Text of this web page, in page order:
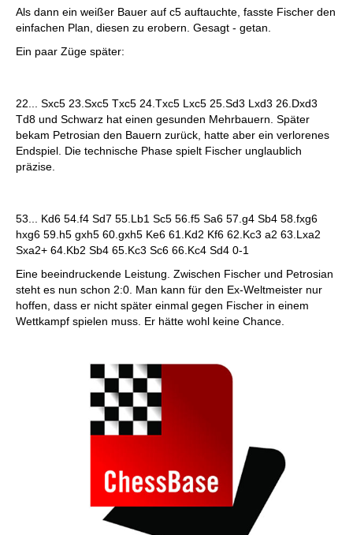
Als dann ein weißer Bauer auf c5 auftauchte, fasste Fischer den
einfachen Plan, diesen zu erobern. Gesagt - getan.
Ein paar Züge später:
22... Sxc5 23.Sxc5 Txc5 24.Txc5 Lxc5 25.Sd3 Lxd3 26.Dxd3
Td8 und Schwarz hat einen gesunden Mehrbauern. Später
bekam Petrosian den Bauern zurück, hatte aber ein verlorenes
Endspiel. Die technische Phase spielt Fischer unglaublich
präzise.
53... Kd6 54.f4 Sd7 55.Lb1 Sc5 56.f5 Sa6 57.g4 Sb4 58.fxg6
hxg6 59.h5 gxh5 60.gxh5 Ke6 61.Kd2 Kf6 62.Kc3 a2 63.Lxa2
Sxa2+ 64.Kb2 Sb4 65.Kc3 Sc6 66.Kc4 Sd4 0-1
Eine beeindruckende Leistung. Zwischen Fischer und Petrosian
steht es nun schon 2:0. Man kann für den Ex-Weltmeister nur
hoffen, dass er nicht später einmal gegen Fischer in einem
Wettkampf spielen muss. Er hätte wohl keine Chance.